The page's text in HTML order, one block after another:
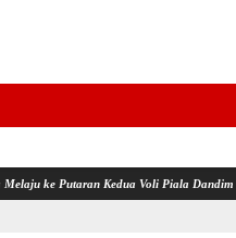
Kedua Voli Piala Dandim Cup 0111/